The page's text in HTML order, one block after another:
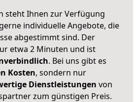
steht Ihnen zur Verfügung
individuelle Angebote, die
abgestimmt sind. Der
etwa 2 Minuten und ist
. Bei uns gibt es
Kosten, sondern nur
Dienstleistungen von
zum günstigen Preis.